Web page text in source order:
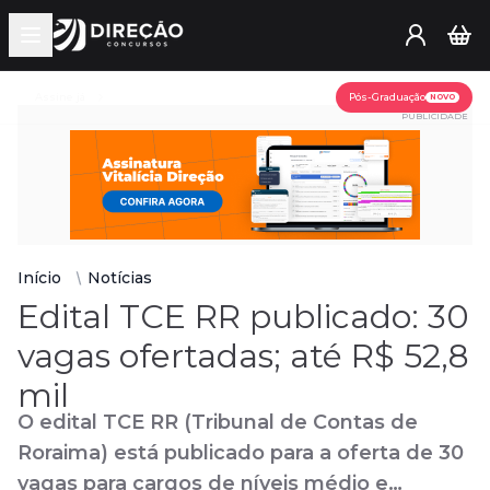
Open main menu
Pós-Graduação NOVO
PUBLICIDADE
Início Notícias
Edital TCE RR publicado: 30
vagas ofertadas; até R$ 52,8
mil
O edital TCE RR (Tribunal de Contas de
Roraima) está publicado para a oferta de 30
vagas para cargos de níveis médio e